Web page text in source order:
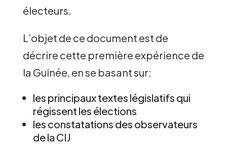
électeurs.
L’objet de ce document est de
décrire cette première expérience de
la Guinée, en se basant sur:
les principaux textes législatifs qui
régissent les élections
les constatations des observateurs
de la CIJ